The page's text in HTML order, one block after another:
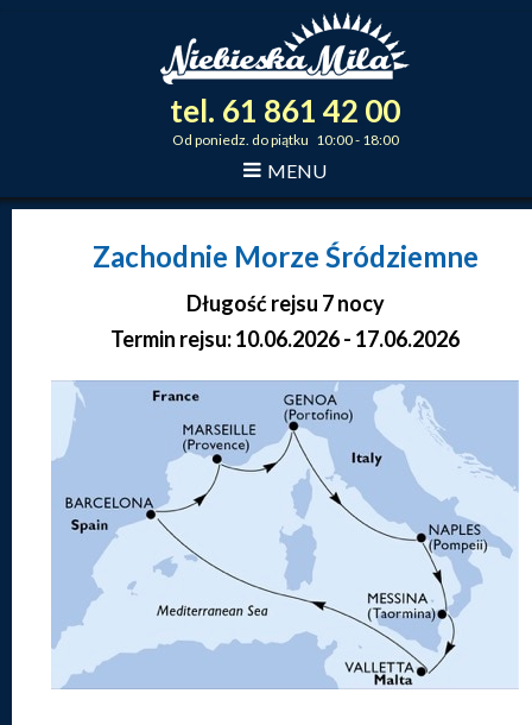
tel. 61 861 42 00
Od poniedz. do piątku 10:00 - 18:00
MENU
Zachodnie Morze Śródziemne
Długość rejsu 7 nocy
Termin rejsu: 10.06.2026 - 17.06.2026